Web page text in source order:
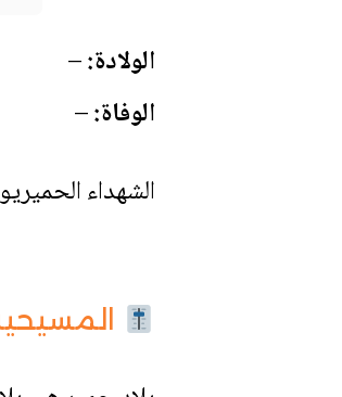
الولادة:–
الوفاة:–
الشهداء